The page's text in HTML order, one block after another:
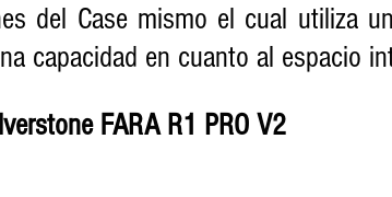
del Case mismo el cual utiliza
capacidad en cuanto al espacio
FARA R1 PRO V2